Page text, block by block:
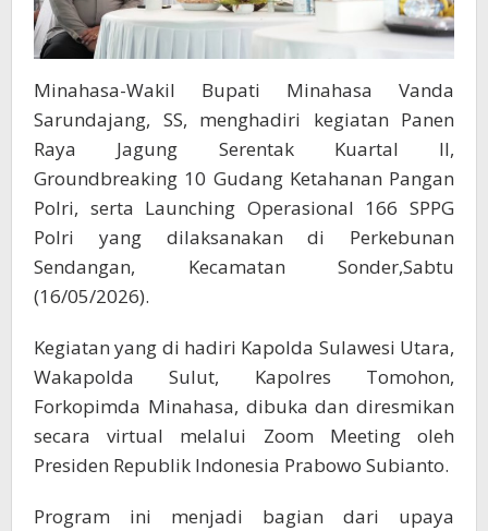
Minahasa-Wakil Bupati Minahasa Vanda
Sarundajang, SS, menghadiri kegiatan Panen
Raya Jagung Serentak Kuartal II,
Groundbreaking 10 Gudang Ketahanan Pangan
Polri, serta Launching Operasional 166 SPPG
Polri yang dilaksanakan di Perkebunan
Sendangan, Kecamatan Sonder,Sabtu
(16/05/2026).
Kegiatan yang di hadiri Kapolda Sulawesi Utara,
Wakapolda Sulut, Kapolres Tomohon,
Forkopimda Minahasa, dibuka dan diresmikan
secara virtual melalui Zoom Meeting oleh
Presiden Republik Indonesia Prabowo Subianto.
Program ini menjadi bagian dari upaya